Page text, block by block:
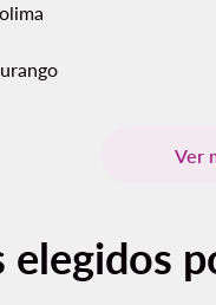
Ver